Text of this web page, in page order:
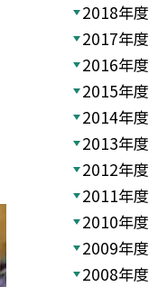
2018年度
2017年度
2016年度
2015年度
2014年度
2013年度
2012年度
2011年度
2010年度
2009年度
2008年度